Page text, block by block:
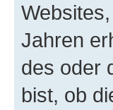
Jahren
des oder
bist, ob